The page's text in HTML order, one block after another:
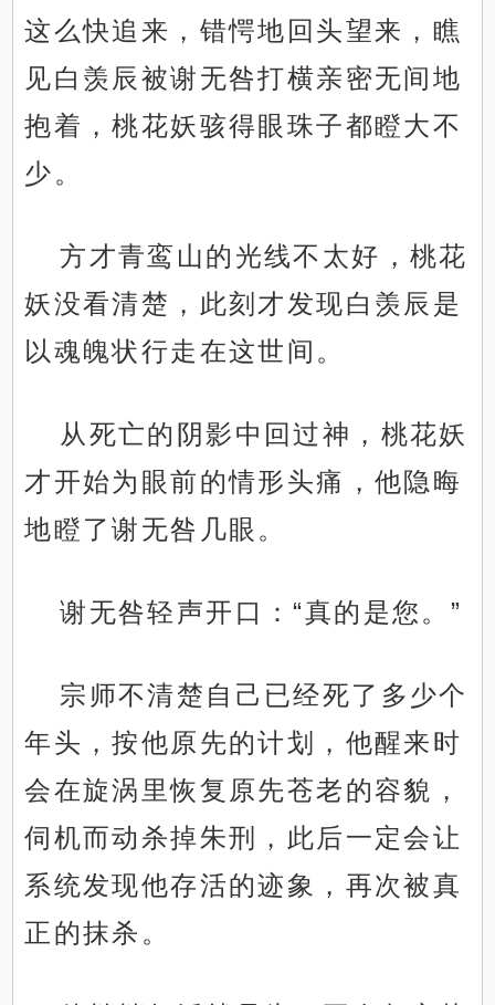
这么快追来，错愕地回头望来，瞧
见白羡辰被谢无咎打横亲密无间地
抱着，桃花妖骇得眼珠子都瞪大不
少。
方才青鸾山的光线不太好，桃花
妖没看清楚，此刻才发现白羡辰是
以魂魄状行走在这世间。
从死亡的阴影中回过神，桃花妖
才开始为眼前的情形头痛，他隐晦
地瞪了谢无咎几眼。
谢无咎轻声开口：“真的是您。”
宗师不清楚自己已经死了多少个
年头，按他原先的计划，他醒来时
会在旋涡里恢复原先苍老的容貌，
伺机而动杀掉朱刑，此后一定会让
系统发现他存活的迹象，再次被真
正的抹杀。